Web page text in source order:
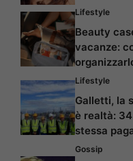
Lifestyle
Beauty
vacanze:
Lifestyle
Galletti, la
è realtà:
stessa
Gossip